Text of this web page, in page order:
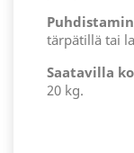
tärpätillä tai
Saatavilla
20 kg.